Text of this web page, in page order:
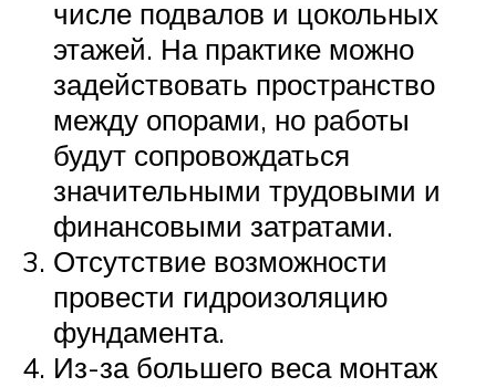
числе подвалов и цокольных
этажей. На практике можно
задействовать пространство
между опорами, но работы
будут сопровождаться
значительными трудовыми и
финансовыми затратами.
Отсутствие возможности
провести гидроизоляцию
фундамента.
Из-за большего веса монтаж